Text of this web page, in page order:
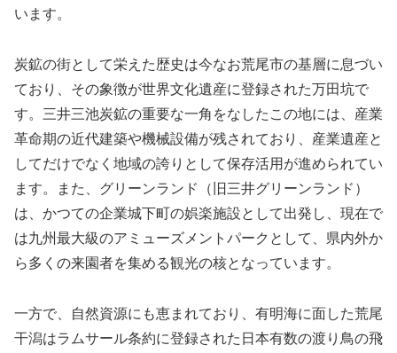
います。
炭鉱の街として栄えた歴史は今なお荒尾市の基層に息づい
ており、その象徴が世界文化遺産に登録された万田坑で
す。三井三池炭鉱の重要な一角をなしたこの地には、産業
革命期の近代建築や機械設備が残されており、産業遺産と
してだけでなく地域の誇りとして保存活用が進められてい
ます。また、グリーンランド（旧三井グリーンランド）
は、かつての企業城下町の娯楽施設として出発し、現在で
は九州最大級のアミューズメントパークとして、県内外か
ら多くの来園者を集める観光の核となっています。
一方で、自然資源にも恵まれており、有明海に面した荒尾
干潟はラムサール条約に登録された日本有数の渡り鳥の飛